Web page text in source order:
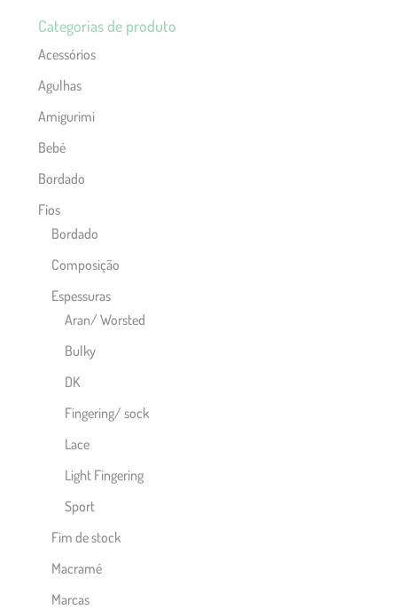
Categorias de produto
Acessórios
Agulhas
Amigurimi
Bebé
Bordado
Fios
Bordado
Composição
Espessuras
Aran/ Worsted
Bulky
DK
Fingering/ sock
Lace
Light Fingering
Sport
Fim de stock
Macramé
Marcas